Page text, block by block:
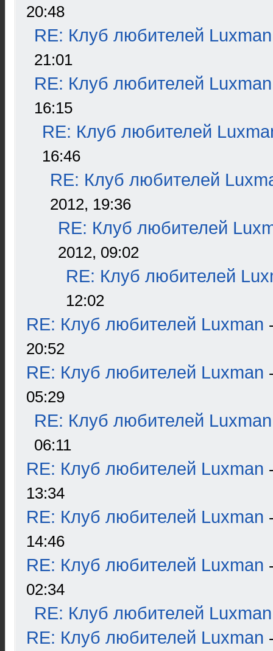
20:48
RE: Клуб любителей Luxman
21:01
RE: Клуб любителей Luxman
16:15
RE: Клуб любителей
16:46
RE: Клуб любителей
2012, 19:36
RE: Клуб любителей
2012, 09:02
RE: Клуб любителей
12:02
RE: Клуб любителей Luxman
20:52
RE: Клуб любителей Luxman
05:29
RE: Клуб любителей Luxman
06:11
RE: Клуб любителей Luxman
13:34
RE: Клуб любителей Luxman
14:46
RE: Клуб любителей Luxman
02:34
RE: Клуб любителей Luxman
RE: Клуб любителей Luxman